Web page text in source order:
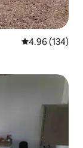
Calificación
4.96 (134)